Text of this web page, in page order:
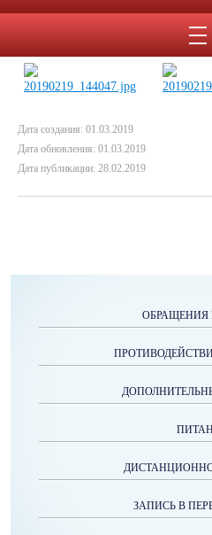
Дата создания: 01.03.2019
Дата обновления: 01.03.2019
Дата публикации: 28.02.2019
ОБРАЩЕНИЯ
ЗАПИСЬ В